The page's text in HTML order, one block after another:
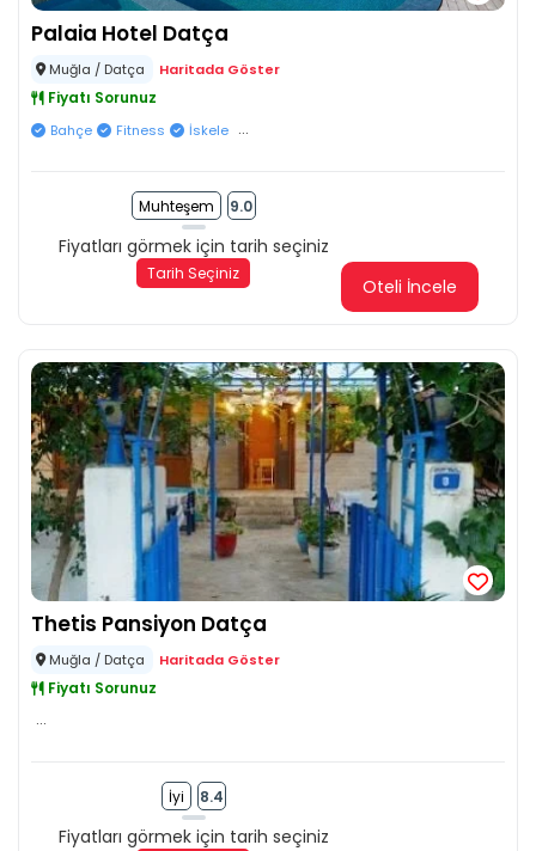
Palaia Hotel Datça
Muğla / Datça Haritada Göster
Fiyatı Sorunuz
Bahçe Fitness İskele ...
Muhteşem 9.0
Fiyatları görmek için tarih seçiniz
Tarih Seçiniz
Oteli İncele
Thetis Pansiyon Datça
Muğla / Datça Haritada Göster
Fiyatı Sorunuz
...
İyi 8.4
Fiyatları görmek için tarih seçiniz